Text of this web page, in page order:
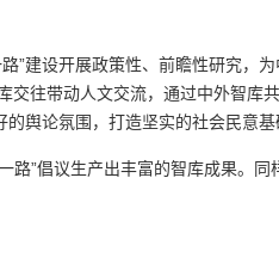
”建设开展政策性、前瞻性研究，
往带动人文交流，通过中外智库
舆论氛围，打造坚实的社会民意基
路”倡议生产出丰富的智库成果。